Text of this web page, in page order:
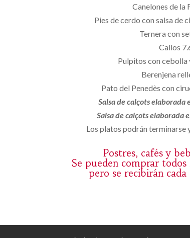
Canelones de la
Pies de cerdo con salsa de
Ternera con
Callos
Pulpitos con
Berenjena
Pato del Penedès con
Salsa de calçots elaborada
Salsa de calçots elaborada
Los platos podrán terminarse
Postres, cafés y
Se pueden comprar
pero se recibirán